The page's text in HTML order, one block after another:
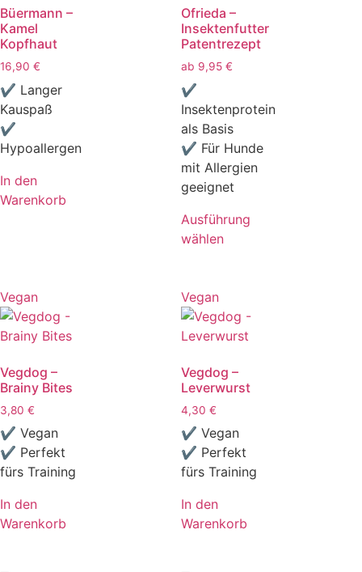
Büermann –
Kamel
Kopfhaut
16,90 €
✔ Langer
Kauspaß
✔
Hypoallergen
In den
Warenkorb
Ofrieda –
Insektenfutter
Patentrezept
ab 9,95 €
✔
Insektenprotein
als Basis
✔ Für Hunde
mit Allergien
geeignet
Ausführung
wählen
Vegan
Vegdog –
Brainy Bites
3,80 €
✔ Vegan
✔ Perfekt
fürs Training
In den
Warenkorb
Vegan
Vegdog –
Leverwurst
4,30 €
✔ Vegan
✔ Perfekt
fürs Training
In den
Warenkorb